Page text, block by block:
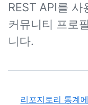
REST API를
커뮤니티 프로
니다.
리포지토리 통계